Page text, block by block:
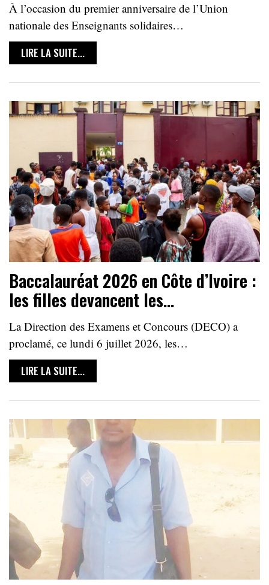
À l’occasion du premier anniversaire de l’Union
nationale des Enseignants solidaires…
LIRE LA SUITE...
Baccalauréat 2026 en Côte d’Ivoire :
les filles devancent les…
La Direction des Examens et Concours (DECO) a
proclamé, ce lundi 6 juillet 2026, les…
LIRE LA SUITE...